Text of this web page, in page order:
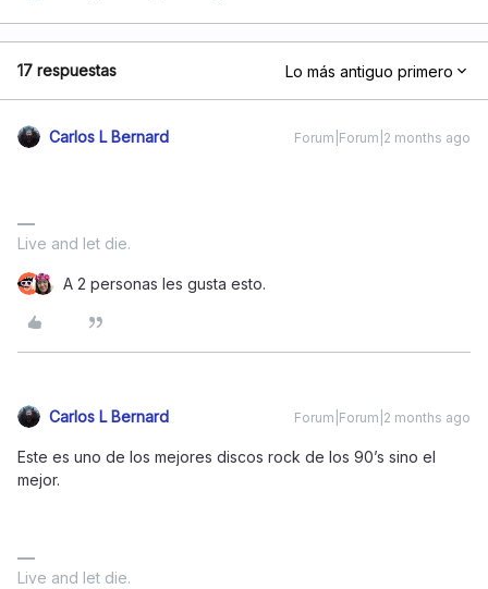
17 respuestas Lo más antiguo primero
Carlos L Bernard Forum|Forum|2 months ago
Live and let die.
A 2 personas les gusta esto.
Carlos L Bernard Forum|Forum|2 months ago
Este es uno de los mejores discos rock de los 90’s sino el
mejor.
Live and let die.